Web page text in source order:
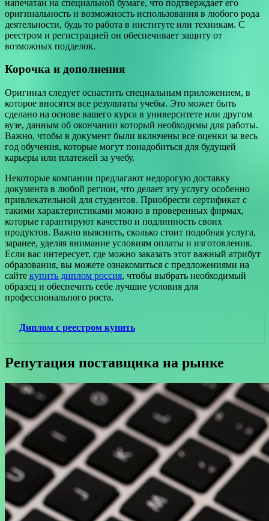
напечатан на специальной бумаге, что подтверждает его
оригинальность и возможность использования в любого рода
деятельности, будь то работа в институте или техникам. С
реестром и регистрацией он обеспечивает защиту от
возможных подделок.
Корочка и дополнения
Оригинал следует оснастить специальным приложением, в
которое вносятся все результаты учебы. Это может быть
сделано на основе вашего курса в университете или другом
вузе, данным об окончании который необходимы для работы.
Важно, чтобы в документ были включены все оценки за весь
год обучения, которые могут понадобиться для будущей
карьеры или платежей за учебу.
Некоторые компании предлагают недорогую доставку
документа в любой регион, что делает эту услугу особенно
привлекательной для студентов. Приобрести сертификат с
такими характеристиками можно в проверенных фирмах,
которые гарантируют качество и подлинность своих
продуктов. Важно выяснить, сколько стоит подобная услуга,
заранее, уделяя внимание условиям оплаты и изготовления.
Если вас интересует, где можно заказать этот важный атрибут
образования, вы можете ознакомиться с предложениями на
сайте купить диплом россия, чтобы выбрать необходимый
образец и обеспечить себе лучшие условия для
профессионального роста.
Диплом с реестром купить
Репутация поставщика на рынке